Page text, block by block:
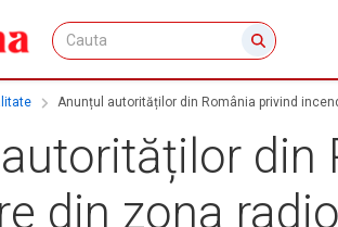
Anunțul autorităților din România privind
din
din zona